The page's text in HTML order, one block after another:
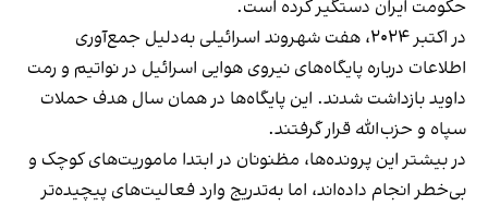
حکومت ایران دستگیر کرده است.
در اکتبر ۲۰۲۴، هفت شهروند اسرائیلی به‌دلیل جمع‌آوری
اطلاعات درباره پایگاه‌های نیروی هوایی اسرائیل در نواتیم و رمت
داوید بازداشت شدند. این پایگاه‌ها در همان سال هدف حملات
سپاه و حزب‌الله قرار گرفتند.
در بیشتر این پرونده‌ها، مظنونان در ابتدا ماموریت‌های کوچک و
بی‌خطر انجام داده‌اند، اما به‌تدریج وارد فعالیت‌های پیچیده‌تر